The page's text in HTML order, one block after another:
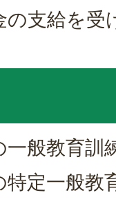
の支給を受
一般教育訓
特定一般教